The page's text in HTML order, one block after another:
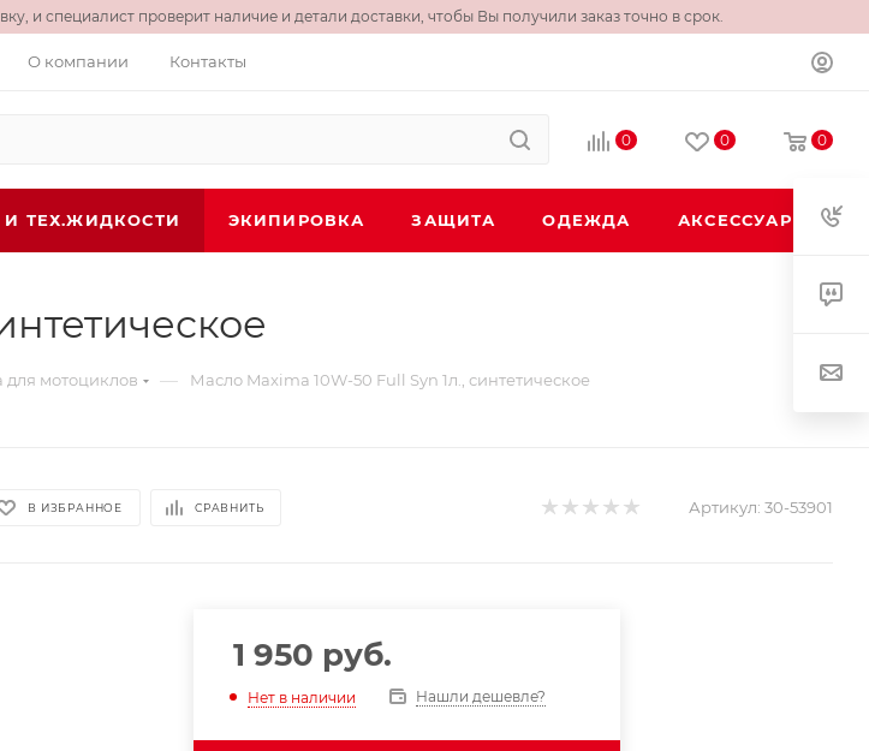
и специалист проверит наличие и детали доставки, чтобы Вы получили заказ точно в срок.
О компании Контакты
0 0 0
ТЕХ.ЖИДКОСТИ ЭКИПИРОВКА ЗАЩИТА ОДЕЖДА АКСЕССУАРЫ
мотоциклов — Масло Maxima 10W-50 Full Syn 1л., синтетическое
В ИЗБРАННОЕ СРАВНИТЬ Артикул: 30-53901
1 950 руб.
Нет в наличии Нашли дешевле?